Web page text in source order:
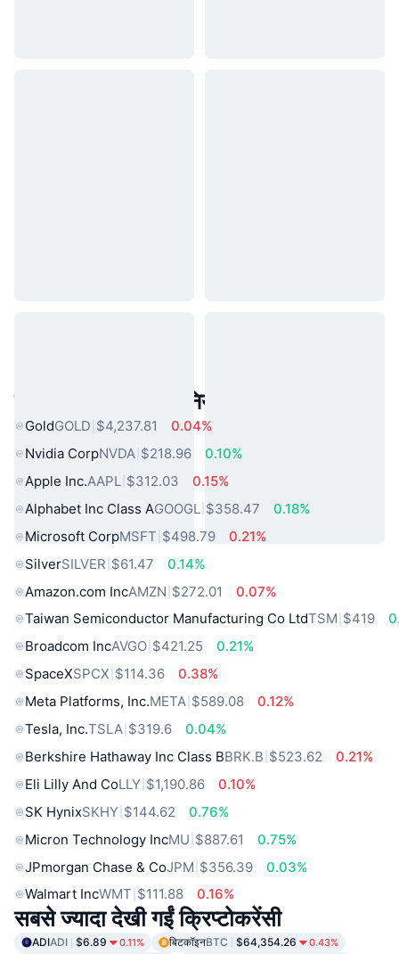
लोकप्रिय वास्तविक दुनिया की संपत्तियां
GoldGOLD $4,237.81
0.04%
Nvidia CorpNVDA $218.96
0.10%
Apple Inc.AAPL $312.03
0.15%
Alphabet Inc Class AGOOGL $358.47
0.18%
Microsoft CorpMSFT $498.79
0.21%
SilverSILVER $61.47
0.14%
Amazon.com IncAMZN $272.01
0.07%
Taiwan Semiconductor Manufacturing Co LtdTSM $419
Broadcom IncAVGO $421.25
0.21%
SpaceXSPCX $114.36
0.38%
Meta Platforms, Inc.META $589.08
0.12%
Tesla, Inc.TSLA $319.6
0.04%
Berkshire Hathaway Inc Class BBRK.B $523.62
0.21%
Eli Lilly And CoLLY $1,190.86
0.10%
SK HynixSKHY $144.62
0.76%
Micron Technology IncMU $887.61
0.75%
JPmorgan Chase & CoJPM $356.39
0.03%
Walmart IncWMT $111.88 0.16%
सबसे ज्यादा देखी गईं क्रिप्टोकरेंसी
ADIADI $6.89 0.11% बिटकॉइनBTC $64,354.26 0.43%